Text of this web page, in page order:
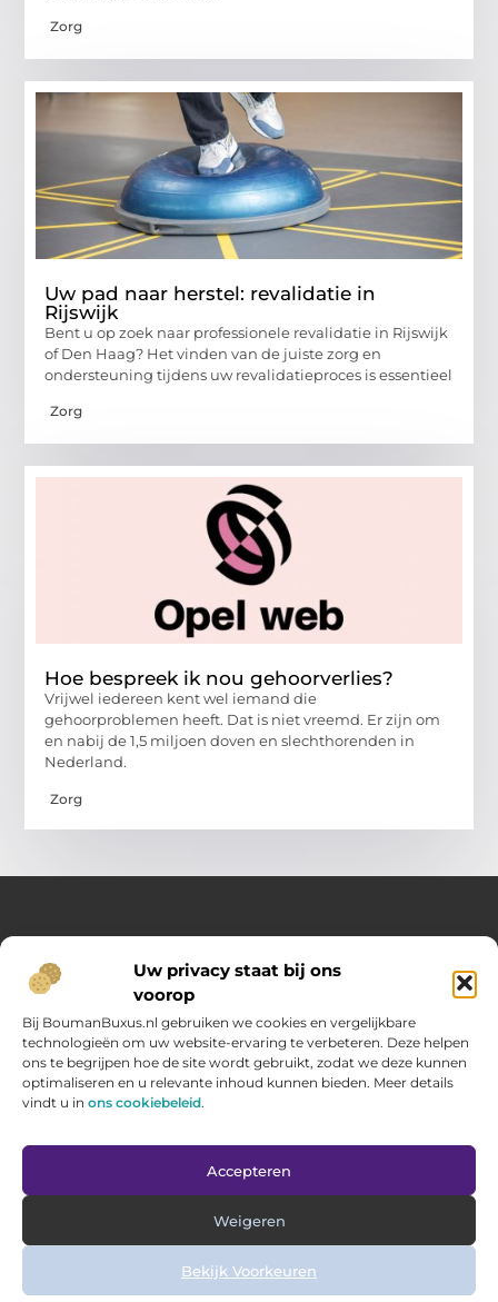
Uw privacy staat bij ons
voorop
Bij BoumanBuxus.nl gebruiken we cookies en vergelijkbare
technologieën om uw website-ervaring te verbeteren. Deze helpen
ons te begrijpen hoe de site wordt gebruikt, zodat we deze kunnen
optimaliseren en u relevante inhoud kunnen bieden. Meer details
vindt u in ons cookiebeleid.
Accepteren
Weigeren
Bekijk Voorkeuren
Zorg
Uw pad naar herstel: revalidatie in
Rijswijk
Bent u op zoek naar professionele revalidatie in Rijswijk
of Den Haag? Het vinden van de juiste zorg en
ondersteuning tijdens uw revalidatieproces is essentieel
Zorg
Hoe bespreek ik nou gehoorverlies?
Vrijwel iedereen kent wel iemand die
gehoorproblemen heeft. Dat is niet vreemd. Er zijn om
en nabij de 1,5 miljoen doven en slechthorenden in
Nederland.
Zorg
Over Opelweb
Jouw startpunt voor handige tips en inspirerende artikelen
Op Opelweb.nl vind je een gevarieerd aanbod aan blogs en
content die je helpen meer uit je dag te halen – van nuttige
adviezen tot verrassende inzichten voor in het dagelijks leven.
Main Links
Bericht categorie